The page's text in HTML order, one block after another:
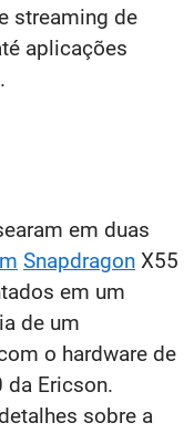
streaming de
aplicações
em duas
Snapdragon X55
em um
de um
o hardware de
da Ericson.
sobre a